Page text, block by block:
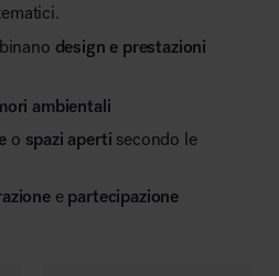
design e prestazioni
ambientali
o spazi aperti secondo le
e partecipazione